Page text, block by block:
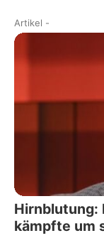
Artikel -
Hirnblutung:
kämpfte um